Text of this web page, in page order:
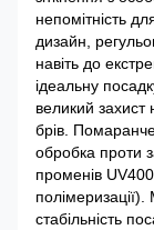
непомітність
дизайн,
навіть до
ідеальну
великий захист
брів.
обробка проти
променів
стабільність